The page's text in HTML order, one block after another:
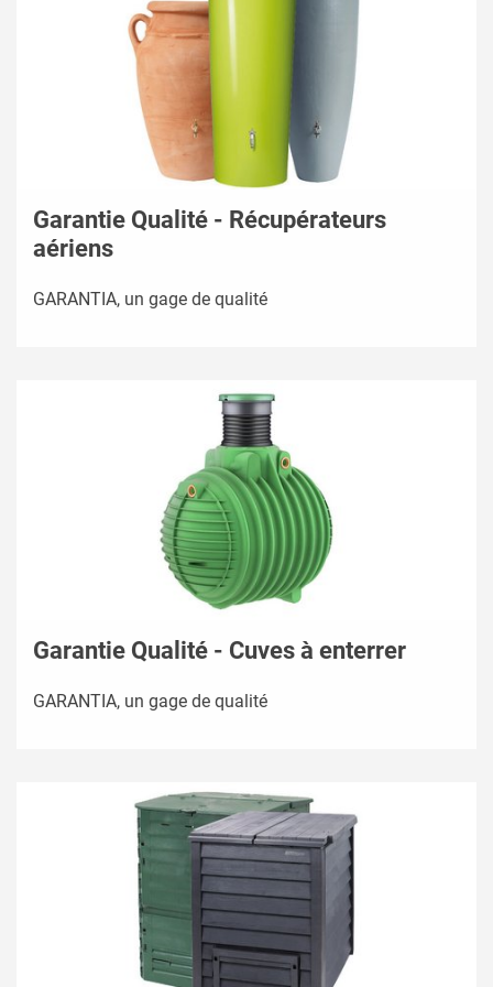
Garantie Qualité - Récupérateurs
aériens
GARANTIA, un gage de qualité
Garantie Qualité - Cuves à enterrer
GARANTIA, un gage de qualité